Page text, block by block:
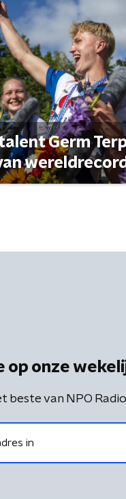
Germ
op onze
beste van NPO